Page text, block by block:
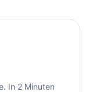
In 2 Minuten